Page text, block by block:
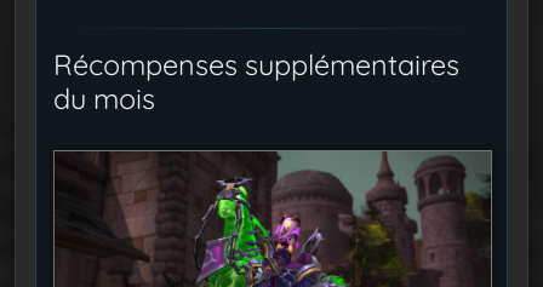
Récompenses supplémentaires
du mois